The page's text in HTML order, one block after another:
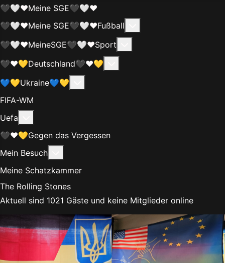
🖤🤍❤️Meine SGE🖤🤍❤️
🖤🤍❤️Meine SGE🖤🤍❤️Fußball
🖤🤍❤️MeineSGE🖤🤍❤️Sport
🖤❤️💛Deutschland🖤❤️💛
💙💛Ukraine💙💛
FIFA-WM
Uefa
🖤❤️💛Gegen das Vergessen
Mein Besuch
Meine Schatzkammer
The Rolling Stones
Aktuell sind 1021 Gäste und keine Mitglieder online